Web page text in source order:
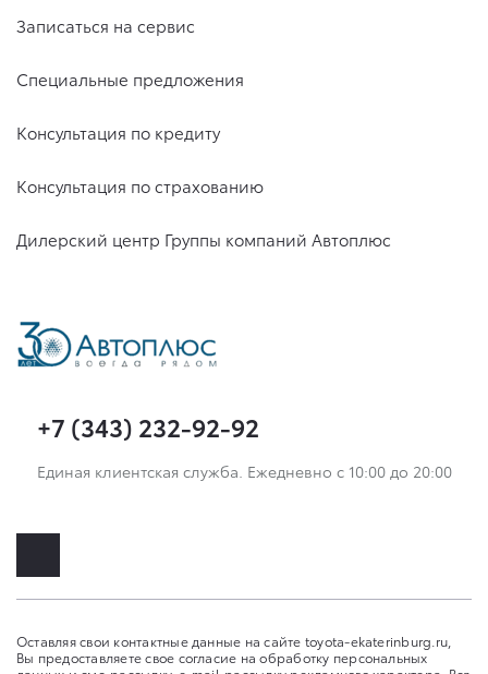
Записаться на сервис
Специальные предложения
Консультация по кредиту
Консультация по страхованию
Дилерский центр Группы компаний Автоплюс
+7 (343) 232-92-92
Единая клиентская служба. Ежедневно с 10:00 до 20:00
Оставляя свои контактные данные на сайте toyota-ekaterinburg.ru,
Вы предоставляете свое согласие на обработку персональных